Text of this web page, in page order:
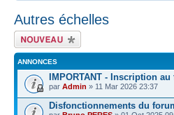
Autres échelles
Écrire un nouveau
sujet
ANNONCES
IMPORTANT - Inscription
par Admin » 11 Mar 2026 23:37
Disfonctionnements du